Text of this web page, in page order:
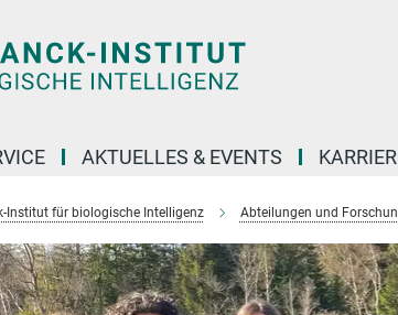
AKTUELLES & EVENTS
Institut für biologische Intelligenz Abteilungen und